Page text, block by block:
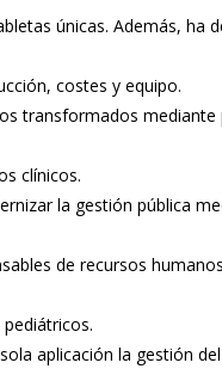
únicas. Además, ha
costes y equipo.
transformados mediante
clínicos.
la gestión pública
de recursos
aplicación la gestión